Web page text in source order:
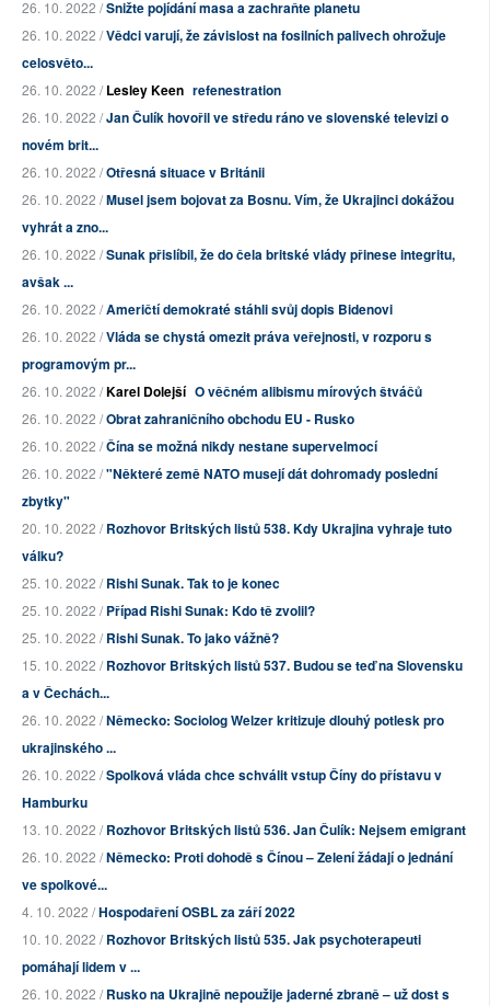
26. 10. 2022 /Snižte pojídání masa a zachraňte planetu
26. 10. 2022 /Vědci varují, že závislost na fosilních palivech ohrožuje
celosvěto...
26. 10. 2022 /Lesley Keen refenestration
26. 10. 2022 /Jan Čulík hovořil ve středu ráno ve slovenské televizi o
novém brit...
26. 10. 2022 /Otřesná situace v Británii
26. 10. 2022 /Musel jsem bojovat za Bosnu. Vím, že Ukrajinci dokážou
vyhrát a zno...
26. 10. 2022 /Sunak přislíbil, že do čela britské vlády přinese integritu,
avšak ...
26. 10. 2022 /Američtí demokraté stáhli svůj dopis Bidenovi
26. 10. 2022 /Vláda se chystá omezit práva veřejnosti, v rozporu s
programovým pr...
26. 10. 2022 /Karel Dolejší O věčném alibismu mírových štváčů
26. 10. 2022 /Obrat zahraničního obchodu EU - Rusko
26. 10. 2022 /Čína se možná nikdy nestane supervelmocí
26. 10. 2022 /"Některé země NATO musejí dát dohromady poslední
zbytky"
20. 10. 2022 /Rozhovor Britských listů 538. Kdy Ukrajina vyhraje tuto
válku?
25. 10. 2022 /Rishi Sunak. Tak to je konec
25. 10. 2022 /Případ Rishi Sunak: Kdo tě zvolil?
25. 10. 2022 /Rishi Sunak. To jako vážně?
15. 10. 2022 /Rozhovor Britských listů 537. Budou se teď na Slovensku
a v Čechách...
26. 10. 2022 /Německo: Sociolog Welzer kritizuje dlouhý potlesk pro
ukrajinského ...
26. 10. 2022 /Spolková vláda chce schválit vstup Číny do přístavu v
Hamburku
13. 10. 2022 /Rozhovor Britských listů 536. Jan Čulík: Nejsem emigrant
26. 10. 2022 /Německo: Proti dohodě s Čínou – Zelení žádají o jednání
ve spolkové...
4. 10. 2022 /Hospodaření OSBL za září 2022
10. 10. 2022 /Rozhovor Britských listů 535. Jak psychoterapeuti
pomáhají lidem v ...
26. 10. 2022 /Rusko na Ukrajině nepoužije jaderné zbraně – už dost s